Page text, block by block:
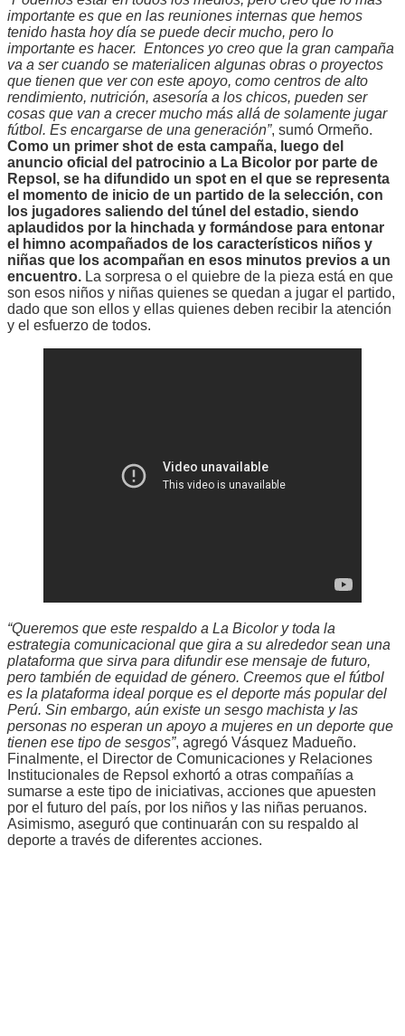
importante es que en las reuniones internas que hemos
tenido hasta hoy día se puede decir mucho, pero lo
importante es hacer. Entonces yo creo que la gran campaña
va a ser cuando se materialicen algunas obras o proyectos
que tienen que ver con este apoyo, como centros de alto
rendimiento, nutrición, asesoría a los chicos, pueden ser
cosas que van a crecer mucho más allá de solamente jugar
fútbol. Es encargarse de una generación”, sumó Ormeño.
Como un primer shot de esta campaña, luego del
anuncio oficial del patrocinio a La Bicolor por parte de
Repsol, se ha difundido un spot en el que se representa
el momento de inicio de un partido de la selección, con
los jugadores saliendo del túnel del estadio, siendo
aplaudidos por la hinchada y formándose para entonar
el himno acompañados de los característicos niños y
niñas que los acompañan en esos minutos previos a un
encuentro. La sorpresa o el quiebre de la pieza está en que
son esos niños y niñas quienes se quedan a jugar el partido,
dado que son ellos y ellas quienes deben recibir la atención
y el esfuerzo de todos.
“Queremos que este respaldo a La Bicolor y toda la
estrategia comunicacional que gira a su alrededor sean una
plataforma que sirva para difundir ese mensaje de futuro,
pero también de equidad de género. Creemos que el fútbol
es la plataforma ideal porque es el deporte más popular del
Perú. Sin embargo, aún existe un sesgo machista y las
personas no esperan un apoyo a mujeres en un deporte que
tienen ese tipo de sesgos”, agregó Vásquez Madueño.
Finalmente, el Director de Comunicaciones y Relaciones
Institucionales de Repsol exhortó a otras compañías a
sumarse a este tipo de iniciativas, acciones que apuesten
por el futuro del país, por los niños y las niñas peruanos.
Asimismo, aseguró que continuarán con su respaldo al
deporte a través de diferentes acciones.